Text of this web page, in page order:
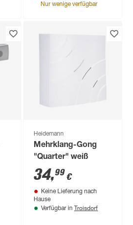
Nur wenige verfügbar
Heidemann
Mehrklang-Gong
"Quarter" weiß
34,99 €
Keine Lieferung nach
Hause
Verfügbar in Troisdorf